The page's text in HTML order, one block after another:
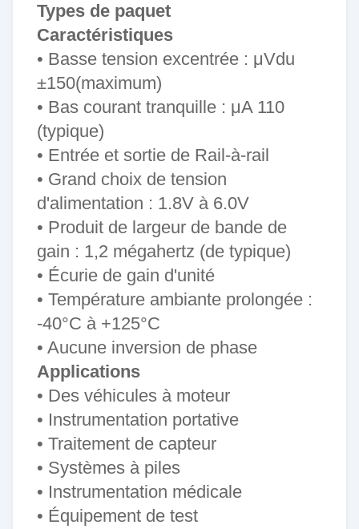
SOUMETTRE
Types de paquet
Caractéristiques
• Basse tension excentrée : μVdu
±150(maximum)
• Bas courant tranquille : μA 110
(typique)
• Entrée et sortie de Rail-à-rail
• Grand choix de tension
d'alimentation : 1.8V à 6.0V
• Produit de largeur de bande de
gain : 1,2 mégahertz (de typique)
• Écurie de gain d'unité
• Température ambiante prolongée :
-40°C à +125°C
• Aucune inversion de phase
Applications
• Des véhicules à moteur
• Instrumentation portative
• Traitement de capteur
• Systèmes à piles
• Instrumentation médicale
• Équipement de test